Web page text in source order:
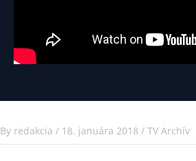
By redakcia / 18. januára 2018 / TV Archív